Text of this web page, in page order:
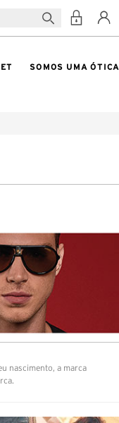
SOMOS UMA ÓTICA
nascimento, a marca